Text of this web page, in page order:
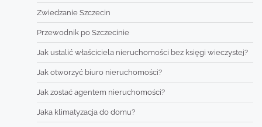
Zwiedzanie Szczecin
Przewodnik po Szczecinie
Jak ustalić właściciela nieruchomości bez księgi wieczystej?
Jak otworzyć biuro nieruchomości?
Jak zostać agentem nieruchomości?
Jaka klimatyzacja do domu?